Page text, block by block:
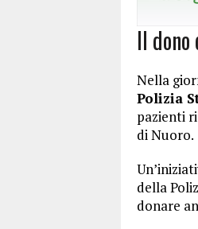
Il dono
Nella
Polizia
pazienti
di Nuoro.
della
donare